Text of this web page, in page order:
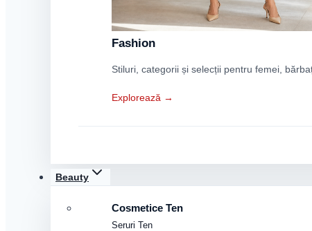
Fashion
Stiluri, categorii și selecții pentru femei,
Explorează →
Beauty
Cosmetice Ten
Seruri Ten